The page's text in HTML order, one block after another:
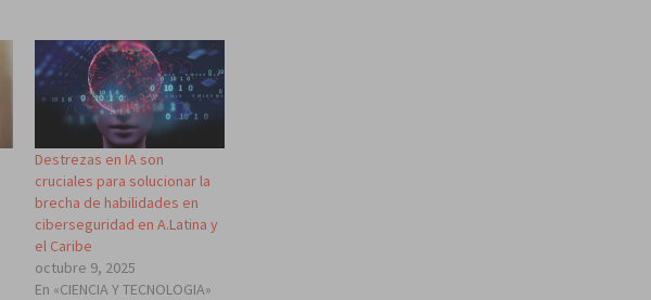
Destrezas en IA son
cruciales para solucionar la
brecha de habilidades en
ciberseguridad en A.Latina y
el Caribe
octubre 9, 2025
En «CIENCIA Y TECNOLOGIA»